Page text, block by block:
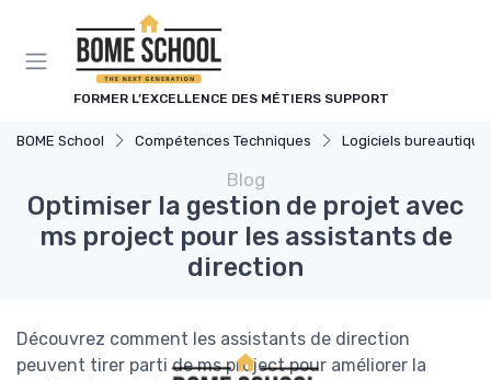
FORMER L’EXCELLENCE DES MÉTIERS SUPPORT
BOME School Compétences Techniques Logiciels
Blog
Optimiser la gestion de projet avec
ms project pour les assistants de
direction
Découvrez comment les assistants de direction
peuvent tirer parti de ms project pour améliorer la
Panneau de gestion des cookies